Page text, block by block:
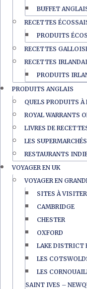
BUFFET
RECETTES
PRODUITS
RECETTES
RECETTES
PRODUITS
PRODUITS ANGLAIS
QUELS PRODUITS À
ROYAL WARRANTS
LIVRES DE
LES
RESTAURANTS
VOYAGER EN UK
VOYAGER EN
SITES À
CAMBRIDGE
CHESTER
OXFORD
LAKE DISTRICT
LES
LES
SAINT IVES –